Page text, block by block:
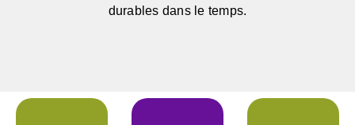
durables dans le temps.